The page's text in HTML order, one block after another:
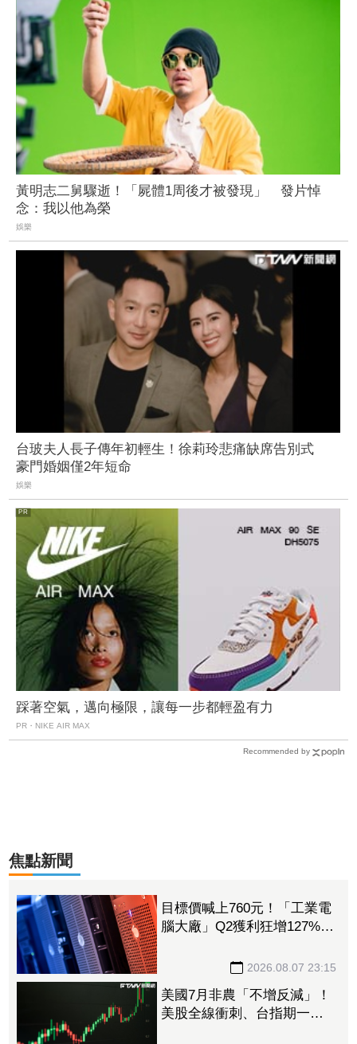
黃明志二舅驟逝！「屍體1周後才被發現」 發片悼
念：我以他為榮
娛樂
台玻夫人長子傳年初輕生！徐莉玲悲痛缺席告別式
豪門婚姻僅2年短命
娛樂
踩著空氣，邁向極限，讓每一步都輕盈有力
PR・NIKE AIR MAX
Recommended by
焦點新聞
目標價喊上760元！「工業電
腦大廠」Q2獲利狂增127%
2026.08.07 23:15
美國7月非農「不增反減」！
美股全線衝刺、台指期一度